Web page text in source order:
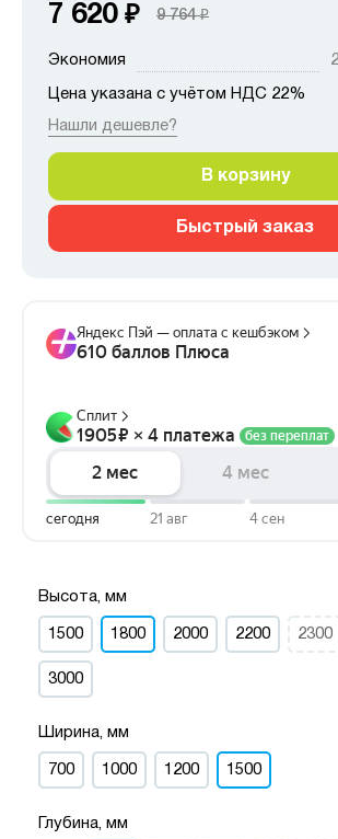
7 620 ₽ 9 764₽
Экономия
Цена указана с учётом НДС 22%
Нашли дешевле?
В корзину
Быстрый заказ
Высота, мм
1500 1800 2000 2200 2300
3000
Ширина, мм
700 1000 1200 1500
Глубина, мм